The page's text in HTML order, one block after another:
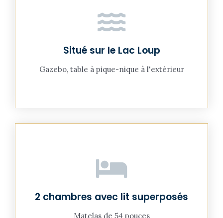
Situé sur le Lac Loup
Gazebo, table à pique-nique à l'extérieur
2 chambres avec lit superposés
Matelas de 54 pouces